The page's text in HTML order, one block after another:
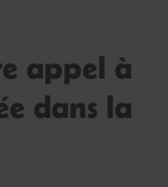
appel à
dans la